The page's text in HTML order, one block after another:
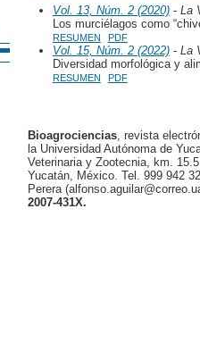
Vol. 13, Núm. 2 (2020)- La
Los murciélagos como
RESUMEN PDF
Vol. 15, Núm. 2 (2022)- La
Diversidad morfológica y
RESUMEN PDF
Bioagrociencias, revista
la Universidad Autónoma de
Veterinaria y Zootecnia, km.
Yucatán, México. Tel. 999 942
Perera
2007-431X.